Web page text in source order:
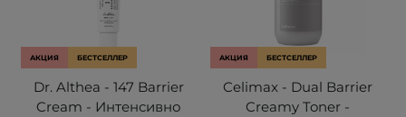
АКЦИЯ БЕСТСЕЛЛЕР
Dr. Althea - 147 Barrier
Cream - Интенсивно
АКЦИЯ БЕСТСЕЛЛЕР
Celimax - Dual Barrier
Creamy Toner -